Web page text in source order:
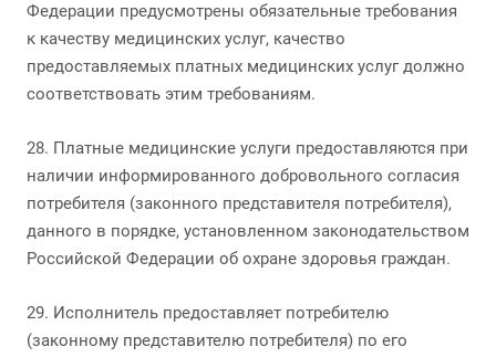
Федерации предусмотрены обязательные требования
к качеству медицинских услуг, качество
предоставляемых платных медицинских услуг должно
соответствовать этим требованиям.
28. Платные медицинские услуги предоставляются при
наличии информированного добровольного согласия
потребителя (законного представителя потребителя),
данного в порядке, установленном законодательством
Российской Федерации об охране здоровья граждан.
29. Исполнитель предоставляет потребителю
(законному представителю потребителя) по его